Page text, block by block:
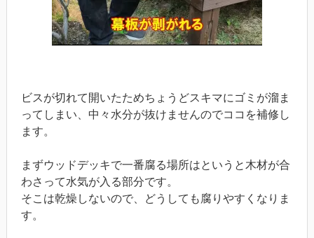
ビスが切れて開いたためちょうどスキマにゴミが溜ま
ってしまい、中々水分が抜けませんのでココを補修し
ます。
まずウッドデッキで一番腐る場所はというと木材が合
わさって水気が入る部分です。
そこは乾燥しないので、どうしても腐りやすくなりま
す。